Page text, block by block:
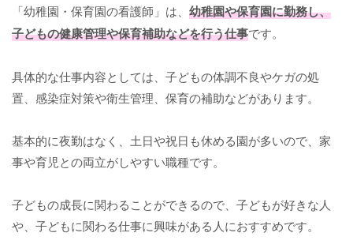
「幼稚園・保育園の看護師」は、 幼稚園や保育園に勤務し、
子どもの健康管理や保育補助などを行う仕事です。
具体的な仕事内容としては、子どもの体調不良やケガの処
置、感染症対策や衛生管理、保育の補助などがあります。
基本的に夜勤はなく、土日や祝日も休める園が多いので、家
事や育児との両立がしやすい職種です。
子どもの成長に関わることができるので、子どもが好きな人
や、子どもに関わる仕事に興味がある人におすすめです。